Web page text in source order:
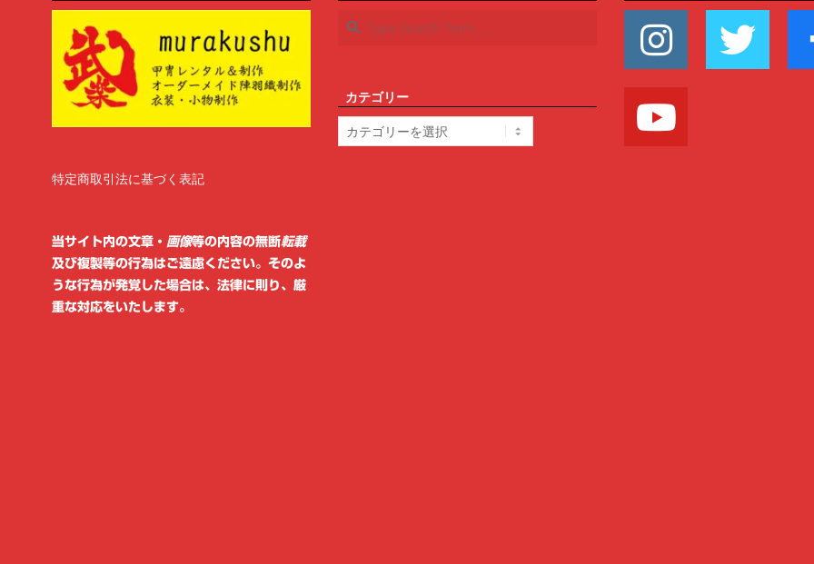
特定商取引法に基づく表記
当サイト内の文章・ 画像等の内容の無断転載
及び複製等の行為はご遠慮ください。そのよ
うな行為が発覚した場合は、法律に則り、厳
重な対応をいたします。
Search
カテゴリー
テ